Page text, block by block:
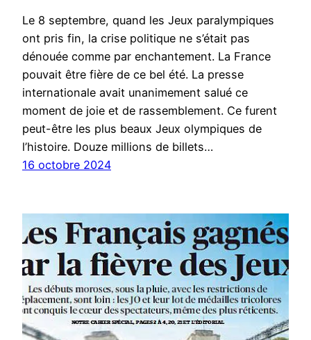
Le 8 septembre, quand les Jeux paralympiques
ont pris fin, la crise politique ne s’était pas
dénouée comme par enchantement. La France
pouvait être fière de ce bel été. La presse
internationale avait unanimement salué ce
moment de joie et de rassemblement. Ce furent
peut-être les plus beaux Jeux olympiques de
l’histoire. Douze millions de billets…
16 octobre 2024